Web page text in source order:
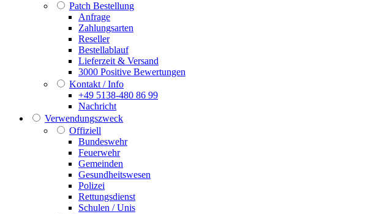
Patch Bestellung
Anfrage
Zahlungsarten
Reseller
Bestellablauf
Lieferzeit & Versand
3000 Positive Bewertungen
Kontakt / Info
+49 5138-480 86 99
Nachricht
Verwendungszweck
Offiziell
Bundeswehr
Feuerwehr
Gemeinden
Gesundheitswesen
Polizei
Rettungsdienst
Schulen / Unis